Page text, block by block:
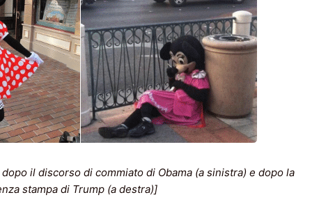
il discorso di commiato di Obama (a sinistra) e dopo la
stampa di Trump (a destra)]